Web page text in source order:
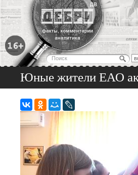
Юные жители ЕАО